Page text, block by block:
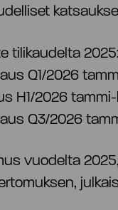
tilikaudelta
Q1/2026
H1/2026
Q3/2026
vuodelta